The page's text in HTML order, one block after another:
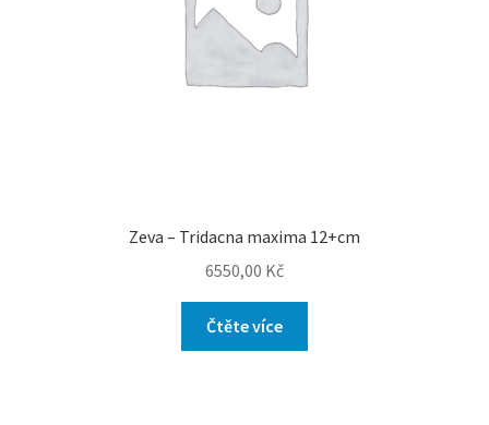
Zeva – Tridacna maxima 12+cm
6550,00 Kč
Čtěte více